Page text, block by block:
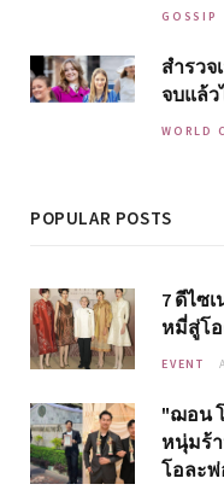
GOSSIP
สำรวจ
จบแล้ว
WORLD
POPULAR POSTS
7 ดีไซ
หมี่สู่โ
EVENT
"ฌอน
หนุ่มร้
โอละพ่